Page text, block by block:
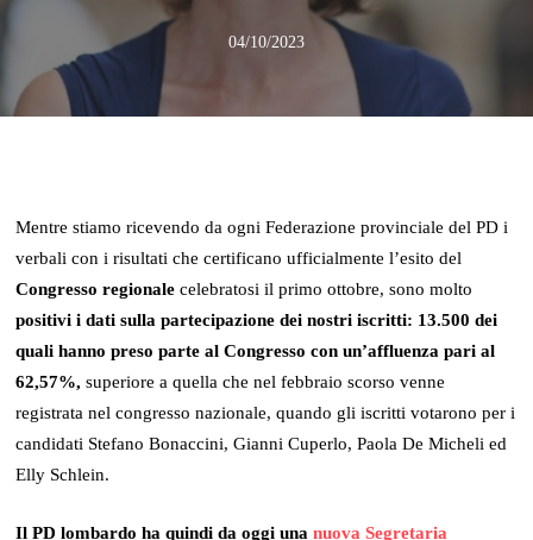
04/10/2023
Mentre stiamo ricevendo da ogni Federazione provinciale del PD i
verbali con i risultati che certificano ufficialmente l’esito del
Congresso regionale celebratosi il primo ottobre, sono molto
positivi i dati sulla partecipazione dei nostri iscritti: 13.500 dei
quali hanno preso parte al Congressocon un’affluenza pari al
62,57%, superiore a quella che nel febbraio scorso venne
registrata nel congresso nazionale, quando gli iscritti votarono per i
candidati Stefano Bonaccini, Gianni Cuperlo, Paola De Micheli ed
Elly Schlein.
Il PD lombardo ha quindi da oggi unanuova Segretaria